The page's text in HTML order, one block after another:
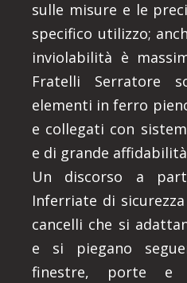
sulle misure e le
specifico utilizzo;
inviolabilità è
Fratelli Serratore
elementi in ferro
e collegati con
e di grande
Un discorso a
Inferriate di
cancelli che si
e si piegano
finestre, porte e